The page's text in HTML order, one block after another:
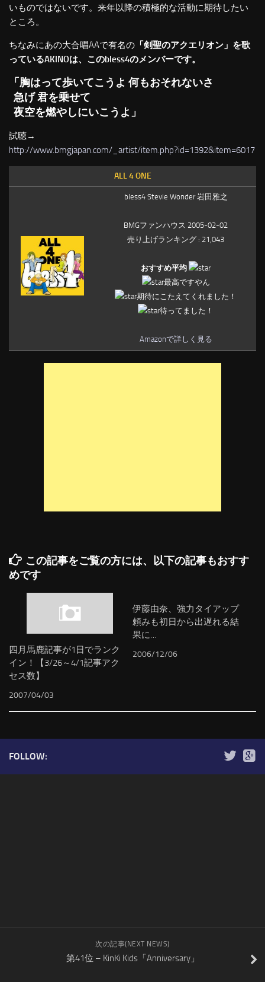
いものではないです。来年以降の積極的な活動に期待したい
ところ。
ちなみにあの大合唱AAで有名の 「剣聖のアクエリオン」を歌
っているAKINOは、このbless4のメンバーです。
「胸はって歩いてこうよ 何もおそれないさ
急げ 君を乗せて
夜空を燃やしにいこうよ」
試聴→
http://www.bmgjapan.com/_artist/item.php?id=1392&item=6017
ALL 4 ONE
bless4 Stevie Wonder 岩田雅之
BMGファンハウス 2005-02-02
売り上げランキング : 21,043
おすすめ平均
最高ですやん
期待にこたえてくれました！
待ってました！
Amazonで詳しく見る
この記事をご覧の方には、以下の記事もおすす
めです
四月馬鹿記事が1日でランク
イン！【3/26～4/1記事アク
セス数】
2007/04/03
伊藤由奈、強力タイアップ
頼みも初日から出遅れる結
果に…
2006/12/06
FOLLOW:
次の記事(NEXT NEWS)
第41位 – KinKi Kids「Anniversary」